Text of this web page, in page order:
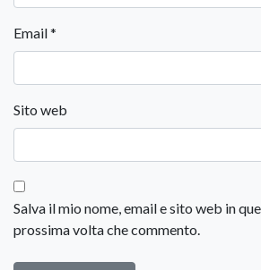
Email*
Sito web
Salva il mio nome, email e sito web in
prossima volta che commento.